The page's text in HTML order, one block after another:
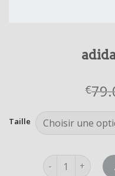
€
Taille
quantité de